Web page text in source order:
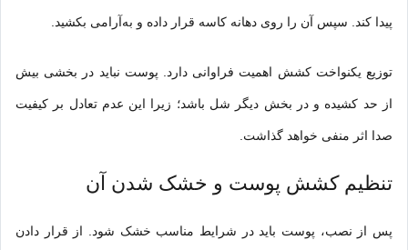
پیدا کند. سپس آن را روی دهانه کاسه قرار داده و به‌آرامی بکشید.
توزیع یکنواخت کشش اهمیت فراوانی دارد. پوست نباید در بخشی بیش
از حد کشیده و در بخش دیگر شل باشد؛ زیرا این عدم تعادل بر کیفیت
صدا اثر منفی خواهد گذاشت.
تنظیم کشش پوست و خشک شدن آن
پس از نصب، پوست باید در شرایط مناسب خشک شود. از قرار دادن